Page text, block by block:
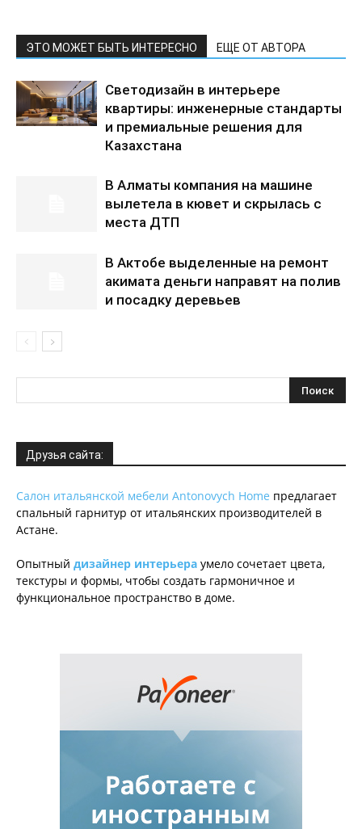
ЭТО МОЖЕТ БЫТЬ ИНТЕРЕСНО ЕЩЕ ОТ АВТОРА
Светодизайн в интерьере
квартиры: инженерные стандарты
и премиальные решения для
Казахстана
В Алматы компания на машине
вылетела в кювет и скрылась с
места ДТП
В Актобе выделенные на ремонт
акимата деньги направят на полив
и посадку деревьев
Друзья сайта:
Салон итальянской мебели Antonovych Home предлагает
спальный гарнитур от итальянских производителей в
Астане.
Опытный дизайнер интерьера умело сочетает цвета,
текстуры и формы, чтобы создать гармоничное и
функциональное пространство в доме.